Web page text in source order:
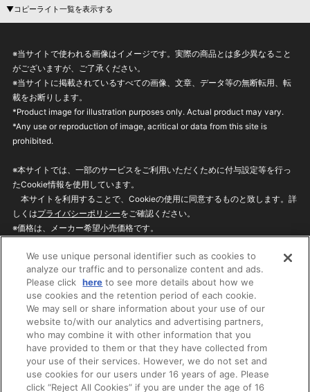
▼コピーライト一覧を表示する
※当サイトで使われる画像はイメージです。実際の商品とは多少異なること
がございますが、ご了承ください。
※当サイトに掲載されているすべての画像、文章、データ等の無断転用、転
載をお断りします。
*Product image for illustration purposes only. Actual product may vary.
*Any use or reproduction of image, acritical or data from this site is
prohibited.
※本サイトでは、一部のサービスをご利用いただくために付与設定等を行っ
たCookie情報を使用しています。
本サイトを利用することで、Cookieの使用に同意するものと致します。詳
しくはプライバシーポリシーをご確認ください。
※価格は、メーカー希望小売価格です。
ざいますのでご了承ください。
privacypolicy
Do Not Sell or Share My
Personal Information
ウェブサイトご利用条件
ソーシャルメディアポリシー
個人情報保護方針
お問い合わせ
©BANDAI
We use unique personal identifier such as cookies to
analyze our traffic and to personalize content and ads.
Please click here to see more details about how we
use cookies and the retention period of each cookie.
We may sell or share information about your use of our
website to/with our analytics and advertising partners,
who may combine it with other information that you
have provided to them or that they have collected from
your use of their services. However, we do not set and
use cookies for our users under 16 years of age. Please
click “Reject All Cookies” if you are under the age of 16